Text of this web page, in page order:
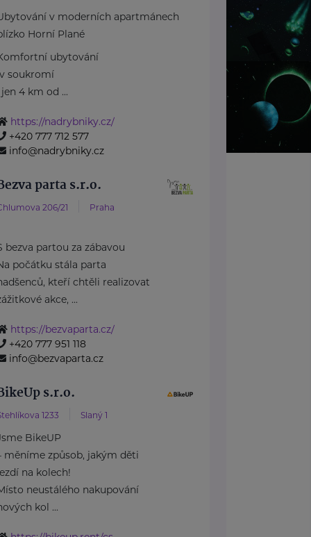
v moderních apartmánech
Horní Plané
ubytování
v soukromí
jen 4 km od ...
https://nadrybniky.cz/
+420 777 712 577
info@nadrybniky.cz
parta s.r.o.
206/21 Praha
bezva partou za zábavou
počátku stála parta
kteří chtěli realizovat
akce, ...
https://bezvaparta.cz/
+420 777 951 118
info@bezvaparta.cz
s.r.o.
1233 Slaný 1
BikeUP
měníme způsob, jakým děti
na kolech!
neustálého nakupování
kol ...